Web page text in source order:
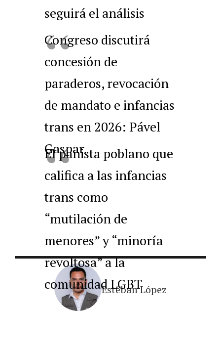
seguirá el análisis
Congreso discutirá
concesión de
paraderos, revocación
de mandato e infancias
trans en 2026: Pável
Gaspar
El panista poblano que
califica a las infancias
trans como
“mutilación de
menores” y “minoría
revoltosa” a la
comunidad LGBT
Esteban López